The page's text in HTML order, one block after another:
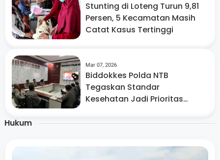
Stunting di Loteng Turun 9,81
Persen, 5 Kecamatan Masih
Catat Kasus Tertinggi
Mar 07, 2026
Biddokkes Polda NTB
Tegaskan Standar
Kesehatan Jadi Prioritas
Hukum